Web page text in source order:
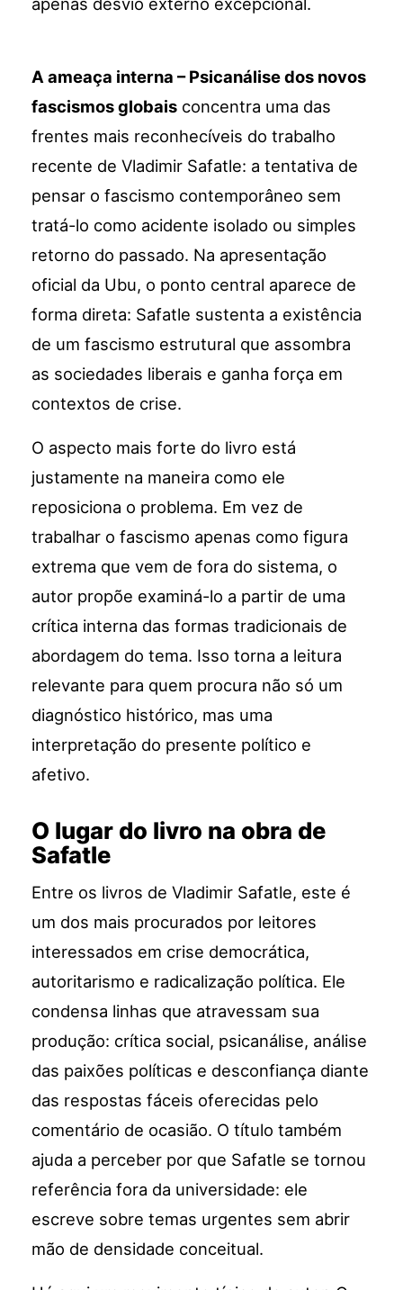
A ameaça interna – Psicanálise dos novos
fascismos globais concentra uma das
frentes mais reconhecíveis do trabalho
recente de Vladimir Safatle: a tentativa de
pensar o fascismo contemporâneo sem
tratá-lo como acidente isolado ou simples
retorno do passado. Na apresentação
oficial da Ubu, o ponto central aparece de
forma direta: Safatle sustenta a existência
de um fascismo estrutural que assombra
as sociedades liberais e ganha força em
contextos de crise.
O aspecto mais forte do livro está
justamente na maneira como ele
reposiciona o problema. Em vez de
trabalhar o fascismo apenas como figura
extrema que vem de fora do sistema, o
autor propõe examiná-lo a partir de uma
crítica interna das formas tradicionais de
abordagem do tema. Isso torna a leitura
relevante para quem procura não só um
diagnóstico histórico, mas uma
interpretação do presente político e
afetivo.
O lugar do livro na obra de
Safatle
Entre os livros de Vladimir Safatle, este é
um dos mais procurados por leitores
interessados em crise democrática,
autoritarismo e radicalização política. Ele
condensa linhas que atravessam sua
produção: crítica social, psicanálise, análise
das paixões políticas e desconfiança diante
das respostas fáceis oferecidas pelo
comentário de ocasião. O título também
ajuda a perceber por que Safatle se tornou
referência fora da universidade: ele
escreve sobre temas urgentes sem abrir
mão de densidade conceitual.